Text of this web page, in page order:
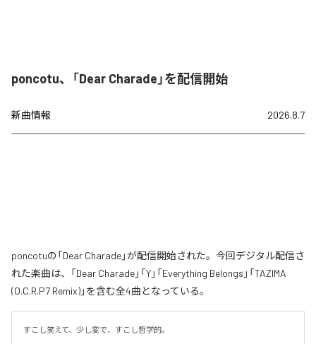
poncotu、「Dear Charade」を配信開始
新曲情報 2026.8.7
poncotuの「Dear Charade」が配信開始された。今回デジタル配信さ
れた楽曲は、「Dear Charade」「Y」「Everything Belongs」「TAZIMA
(O.C.R.P7 Remix)」を含む全4曲となっている。
すこし笑えて、少し変で、すこし哲学的。